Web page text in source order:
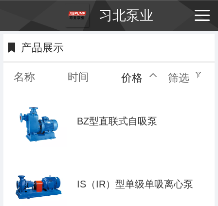
习北泵业
产品展示
名称 时间 价格 筛选
BZ型直联式自吸泵
IS（IR）型单级单吸离心泵